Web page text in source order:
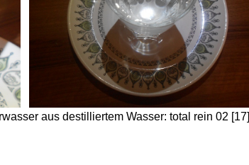
aus destilliertem Wasser: total rein 02 [17]